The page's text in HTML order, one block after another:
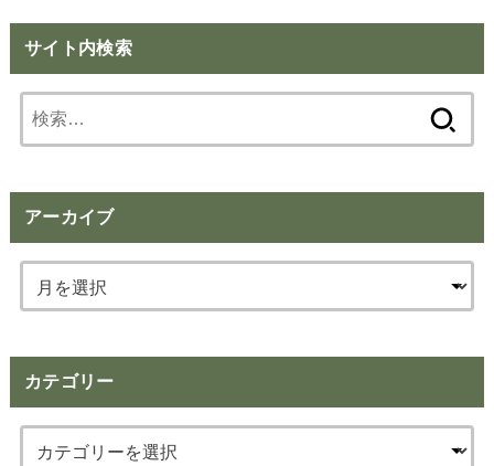
サイト内検索
索:
アーカイブ
カテゴリー